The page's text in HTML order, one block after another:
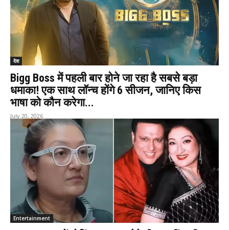
देश
Bigg Boss में पहली बार होने जा रहा है सबसे बड़ा
धमाका! एक साथ लॉन्च होंगे 6 सीजन, जानिए किस
भाषा को कौन करेगा...
July 20, 2026
Entertainment